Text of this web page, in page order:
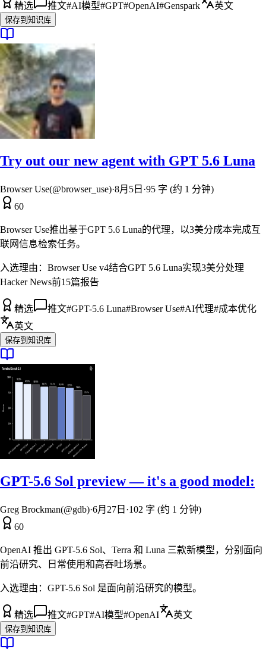
精选 推文#AI模型#GPT#OpenAI#Genspark 英文
保存到知识库
Try out our new agent with GPT 5.6 Luna
Browser Use(@browser_use)·8月5日 ·95 字 (约 1 分钟)
60
Browser Use推出基于GPT 5.6 Luna的代理，以3美分成本完成互
联网信息检索任务。
入选理由： Browser Use v4结合GPT 5.6 Luna实现3美分处理
Hacker News前15篇报告
精选 推文#GPT-5.6 Luna#Browser Use#AI代理#成本优化
英文
保存到知识库
GPT-5.6 Sol preview — it's a good model:
Greg Brockman(@gdb)·6月27日 ·102 字 (约 1 分钟)
60
OpenAI 推出 GPT-5.6 Sol、Terra 和 Luna 三款新模型，分别面向
前沿研究、日常使用和高吞吐场景。
入选理由： GPT-5.6 Sol 是面向前沿研究的模型。
精选 推文#GPT#AI模型#OpenAI 英文
保存到知识库